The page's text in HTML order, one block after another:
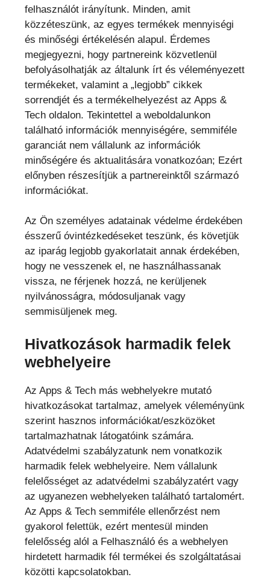
felhasználót irányítunk. Minden, amit
közzéteszünk, az egyes termékek mennyiségi
és minőségi értékelésén alapul. Érdemes
megjegyezni, hogy partnereink közvetlenül
befolyásolhatják az általunk írt és véleményezett
termékeket, valamint a „legjobb” cikkek
sorrendjét és a termékelhelyezést az Apps &
Tech oldalon. Tekintettel a weboldalunkon
található információk mennyiségére, semmiféle
garanciát nem vállalunk az információk
minőségére és aktualitására vonatkozóan; Ezért
előnyben részesítjük a partnereinktől származó
információkat.
Az Ön személyes adatainak védelme érdekében
ésszerű óvintézkedéseket teszünk, és követjük
az iparág legjobb gyakorlatait annak érdekében,
hogy ne vesszenek el, ne használhassanak
vissza, ne férjenek hozzá, ne kerüljenek
nyilvánosságra, módosuljanak vagy
semmisüljenek meg.
Hivatkozások harmadik felek
webhelyeire
Az Apps & Tech más webhelyekre mutató
hivatkozásokat tartalmaz, amelyek véleményünk
szerint hasznos információkat/eszközöket
tartalmazhatnak látogatóink számára.
Adatvédelmi szabályzatunk nem vonatkozik
harmadik felek webhelyeire. Nem vállalunk
felelősséget az adatvédelmi szabályzatért vagy
az ugyanezen webhelyeken található tartalomért.
Az Apps & Tech semmiféle ellenőrzést nem
gyakorol felettük, ezért mentesül minden
felelősség alól a Felhasználó és a webhelyen
hirdetett harmadik fél termékei és szolgáltatásai
közötti kapcsolatokban.